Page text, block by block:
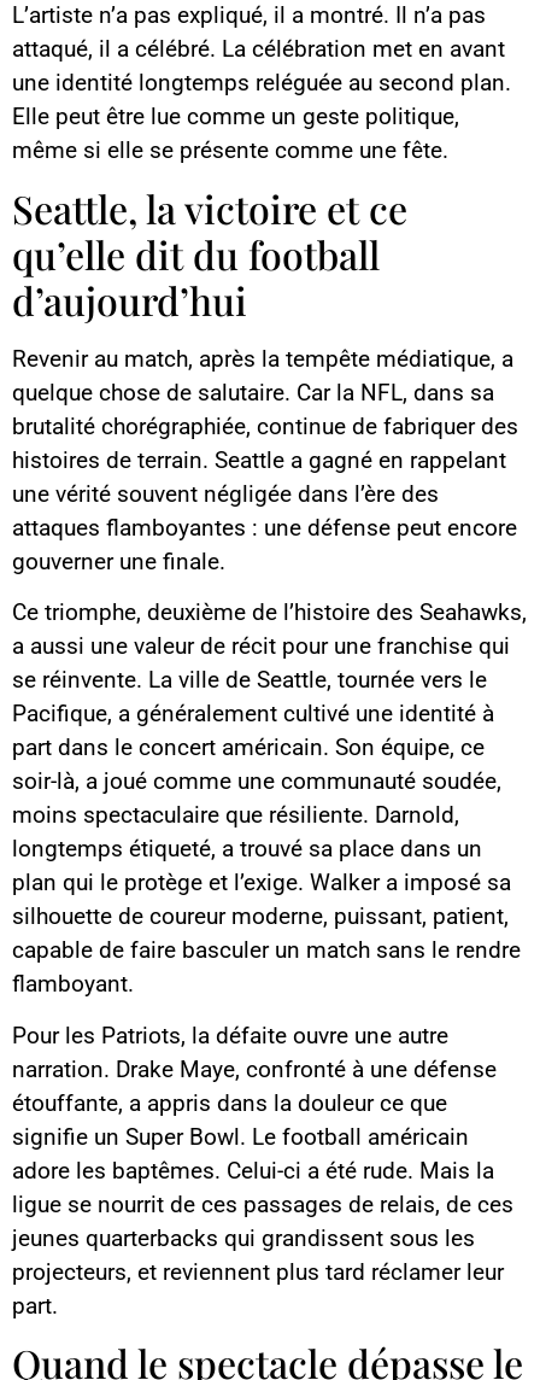
L’artiste n’a pas expliqué, il a montré. Il n’a pas
attaqué, il a célébré. La célébration met en avant
une identité longtemps reléguée au second plan.
Elle peut être lue comme un geste politique,
même si elle se présente comme une fête.
Seattle, la victoire et ce
qu’elle dit du football
d’aujourd’hui
Revenir au match, après la tempête médiatique, a
quelque chose de salutaire. Car la NFL, dans sa
brutalité chorégraphiée, continue de fabriquer des
histoires de terrain. Seattle a gagné en rappelant
une vérité souvent négligée dans l’ère des
attaques flamboyantes : une défense peut encore
gouverner une finale.
Ce triomphe, deuxième de l’histoire des Seahawks,
a aussi une valeur de récit pour une franchise qui
se réinvente. La ville de Seattle, tournée vers le
Pacifique, a généralement cultivé une identité à
part dans le concert américain. Son équipe, ce
soir-là, a joué comme une communauté soudée,
moins spectaculaire que résiliente. Darnold,
longtemps étiqueté, a trouvé sa place dans un
plan qui le protège et l’exige. Walker a imposé sa
silhouette de coureur moderne, puissant, patient,
capable de faire basculer un match sans le rendre
flamboyant.
Pour les Patriots, la défaite ouvre une autre
narration. Drake Maye, confronté à une défense
étouffante, a appris dans la douleur ce que
signifie un Super Bowl. Le football américain
adore les baptêmes. Celui-ci a été rude. Mais la
ligue se nourrit de ces passages de relais, de ces
jeunes quarterbacks qui grandissent sous les
projecteurs, et reviennent plus tard réclamer leur
part.
Quand le spectacle dépasse le